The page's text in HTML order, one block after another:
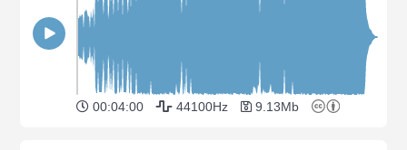
00:04:00 44100Hz 9.13Mb